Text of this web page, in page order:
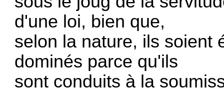
d'une loi, bien que,
selon la nature, ils soient
dominés parce qu'ils
sont conduits à la